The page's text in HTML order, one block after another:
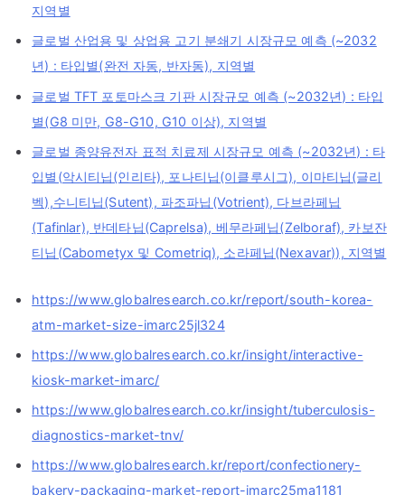
지역별
글로벌 산업용 및 상업용 고기 분쇄기 시장규모 예측 (~2032
년) : 타입별(완전 자동, 반자동), 지역별
글로벌 TFT 포토마스크 기판 시장규모 예측 (~2032년) : 타입
별(G8 미만, G8-G10, G10 이상), 지역별
글로벌 종양유전자 표적 치료제 시장규모 예측 (~2032년) : 타
입별(악시티닙(인리타), 포나티닙(이클루시그), 이마티닙(글리
벡),수니티닙(Sutent), 파조파닙(Votrient), 다브라페닙
(Tafinlar), 반데타닙(Caprelsa), 베무라페닙(Zelboraf), 카보잔
티닙(Cabometyx 및 Cometriq), 소라페닙(Nexavar)), 지역별
https://www.globalresearch.co.kr/report/south-korea-
atm-market-size-imarc25jl324
https://www.globalresearch.co.kr/insight/interactive-
kiosk-market-imarc/
https://www.globalresearch.co.kr/insight/tuberculosis-
diagnostics-market-tnv/
https://www.globalresearch.kr/report/confectionery-
bakery-packaging-market-report-imarc25ma1181